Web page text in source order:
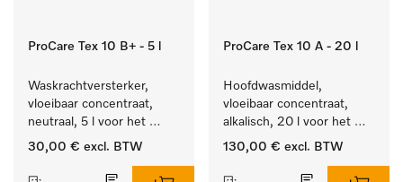
ProCare Tex 10 B+ - 5 l
Waskrachtversterker,
vloeibaar concentraat,
neutraal, 5 l voor het
effectief verwijderen van
30,00 € excl. BTW
ProCare Tex 10 A - 20 l
Hoofdwasmiddel,
vloeibaar concentraat,
alkalisch, 20 l voor het
reinigen van wit wasgoed
130,00 € excl. BTW